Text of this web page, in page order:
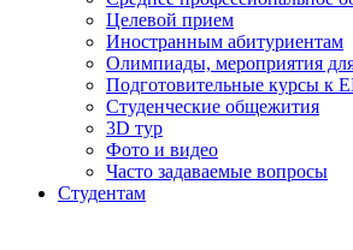
Целевой прием
Иностранным абитуриентам
Олимпиады, мероприятия
Подготовительные курсы к
Студенческие общежития
3D тур
Фото и видео
Часто задаваемые вопросы
Студентам